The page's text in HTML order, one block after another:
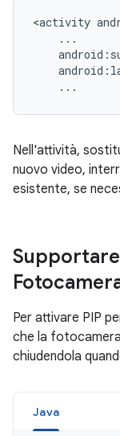
<activity
Nell'attività,
nuovo video,
esistente, se
Per attivare PIP
che la
chiudendola
Java